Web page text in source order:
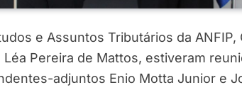
e Assuntos Tributários da ANFIP,
Léa Pereira de Mattos, estiveram
adjuntos Enio Motta Junior e